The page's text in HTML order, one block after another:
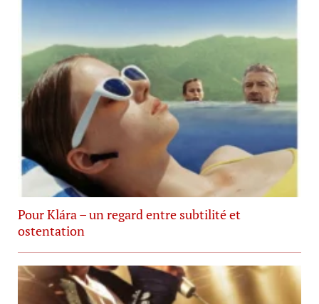
Pour Klára – un regard entre subtilité et
ostentation